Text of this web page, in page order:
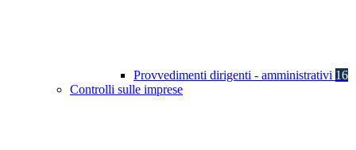
Provvedimenti dirigenti - amministrativi 16
Controlli sulle imprese